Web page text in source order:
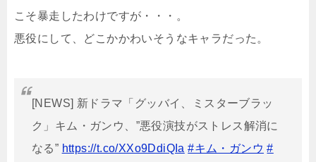
こそ暴走したわけですが・・・。
悪役にして、どこかかわいそうなキャラだった。
[NEWS] 新ドラマ「グッバイ、ミスターブラッ
ク」キム・ガンウ、”悪役演技がストレス解消に
なる” https://t.co/XXo9DdiQIa #キム・ガンウ #